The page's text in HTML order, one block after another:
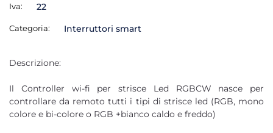
Iva: 22
Categoria: Interruttori smart
Descrizione:
Il Controller wi-fi per strisce Led RGBCW nasce per
controllare da remoto tutti i tipi di strisce led (RGB, mono
colore e bi-colore o RGB +bianco caldo e freddo)